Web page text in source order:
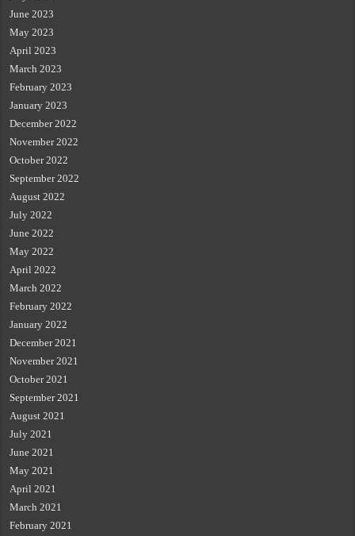
June 2023
May 2023
April 2023
March 2023
February 2023
January 2023
December 2022
November 2022
October 2022
September 2022
August 2022
July 2022
June 2022
May 2022
April 2022
March 2022
February 2022
January 2022
December 2021
November 2021
October 2021
September 2021
August 2021
July 2021
June 2021
May 2021
April 2021
March 2021
February 2021